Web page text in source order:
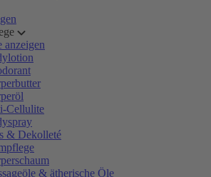
anzeigen
Cellulite
& Dekolleté
& ätherische Öle